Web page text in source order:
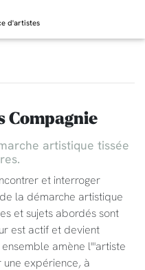
d'artistes
Compagnie
artistique tissée
et interroger
la démarche artistique
et sujets abordés sont
est actif et devient
amène l"'artiste
expérience, à